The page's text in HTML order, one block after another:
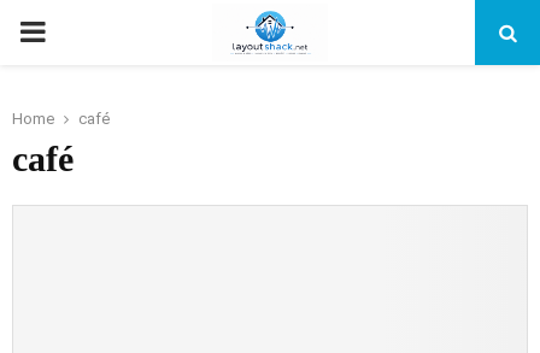
PRIMARY
Home café
café